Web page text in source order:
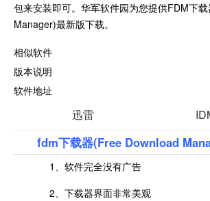
包来安装即可。华军软件园为您提供FDM下
Manager)最新版下载。
相似软件
版本说明
软件地址
迅雷
边播边下
查看
百度网盘
多元化存储
fdm下载器(Free Download
1、软件完全没有广告
2、下载器界面非常美观